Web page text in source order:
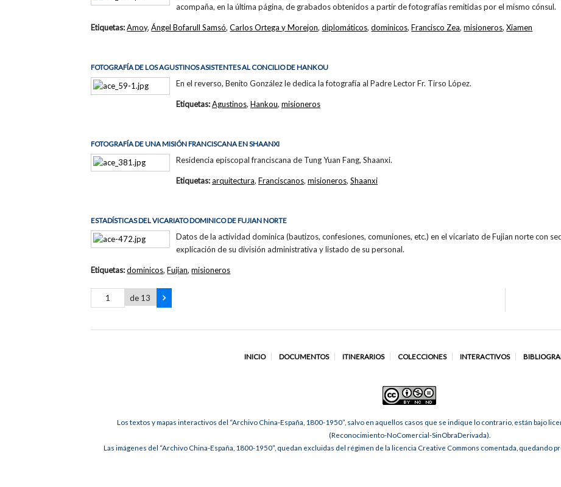
acompaña, en la última página, de grabados obtenidos a partir de fotografías remitidas por el mismo cónsul.
Etiquetas:Amoy,Ángel Bofarull Samsó,Carlos Ortega y Morejon,diplomáticos,dominicos,Francisco Zea,misioneros,Xiamen
FOTOGRAFÍA DE LOS AGUSTINOS ASISTENTES AL CONCILIO DE HANKOU
En el reverso, Benito González le dedica la fotografía al Padre Lector Fr. Tirso López.
Etiquetas:Agustinos, Hankou, misioneros
FOTOGRAFÍA DE UNA MISIÓN FRANCISCANA EN SHAANXI
Residencia episcopal franciscana de Tung Yuan Fang, Shaanxi.
Etiquetas:arquitectura, Franciscanos, misioneros, Shaanxi
ESTADÍSTICAS DEL VICARIATO DOMINICO DE FUJIAN NORTE
Datos de la actividad dominica (bautizos, confesiones, comuniones, etc.) en el vicariato de Fujian norte con
explicación de su división administrativa y listado de su personal.
Etiquetas:dominicos,Fujian,misioneros
de 13
INICIO DOCUMENTOS ITINERARIOS COLECCIONES INTERACTIVOS
Los textos y mapas interactivos del “Archivo China-España, 1800-1950”, salvo en aquellos casos que se indique lo contrario, están bajo
(Reconocimiento-NoComercial-SinObraDerivada).
Las imágenes del “Archivo China-España, 1800-1950”, quedan excluidas del régimen de la licencia Creative Commons comentada, quedando